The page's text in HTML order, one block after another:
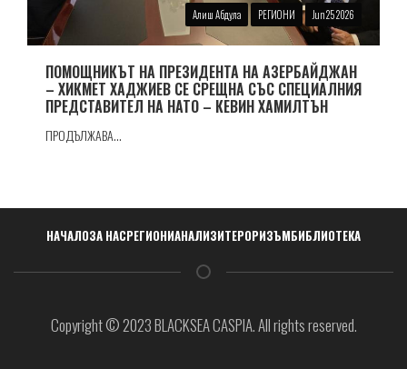
Алиш Абдула РЕГИОНИ Jun 25 2026
ПОМОЩНИКЪТ НА ПРЕЗИДЕНТА НА АЗЕРБАЙДЖАН
– ХИКМЕТ ХАДЖИЕВ СЕ СРЕЩНА СЪС СПЕЦИАЛНИЯ
ПРЕДСТАВИТЕЛ НА НАТО – КЕВИН ХАМИЛТЪН
ПРОДЪЛЖАВА...
Навигация
НАЧАЛОЗА НАСРЕГИОНИАНАЛИЗИТЕРОРИЗЪМБИБЛИОТЕКА
Copyright © 2023 BLACKSEA CASPIA. All rights reserved.